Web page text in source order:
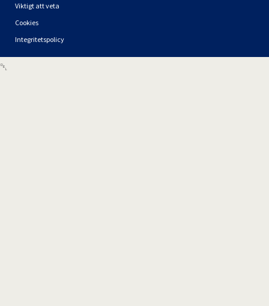
Viktigt att veta
Cookies
Integritetspolicy